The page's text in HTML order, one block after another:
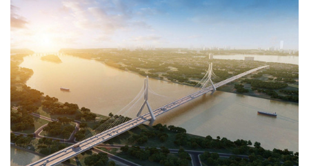
giao thông Thủ đô, vừa thể hiện tầm nhìn chiến lược và cuộc
cách mạng không gian để định hình tương lai phát triển bền
vững Thủ đô trong kỷ nguyên mới.